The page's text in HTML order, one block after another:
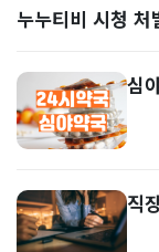
누누티비 시청 처
심
직